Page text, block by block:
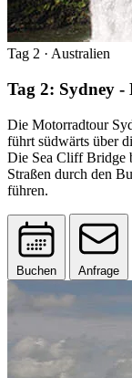
Tag 2 · Australien
Tag 2: Sydney
Die Motorradtour
führt südwärts über
Die Sea Cliff Bridge
Straßen durch den
führen.
Buchen Anfrage